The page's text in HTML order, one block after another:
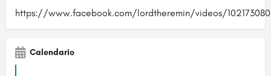
https://www.facebook.com/lordtheremin/videos/
Calendario